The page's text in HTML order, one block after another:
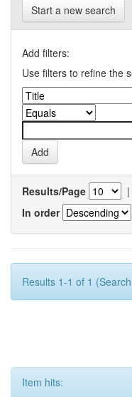
Start a new search
Add filters:
Use filters to refine the
Results/Page |
In order
Results 1-1 of 1
Item hits: